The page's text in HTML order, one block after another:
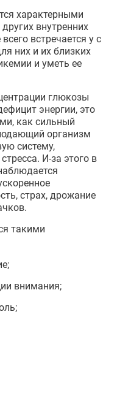
характерными
внутренних
встречается у с
них и их близких
и уметь ее
глюкозы
энергии, это
как сильный
организм
систему,
И-за этого в
страх, дрожание
такими
внимания;